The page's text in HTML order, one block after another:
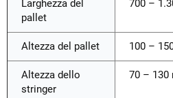
Larghezza del
pallet
700 –
Altezza del pallet 100 –
Altezza dello
stringer
70 – 130